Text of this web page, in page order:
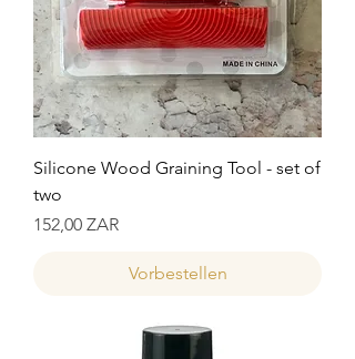
Silicone Wood Graining Tool - set of
two
Preis
152,00 ZAR
Vorbestellen